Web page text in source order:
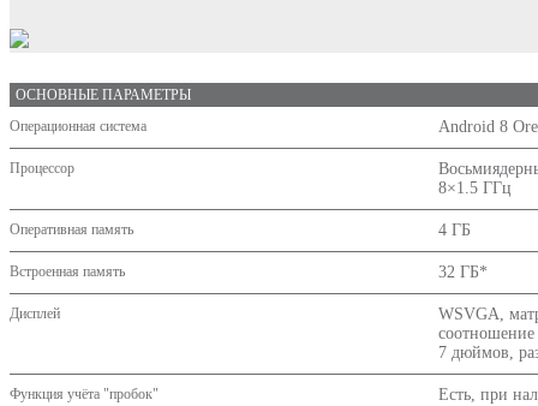
ОСНОВНЫЕ ПАРАМЕТРЫ
Операционная система
Android 8
Процессор
8×1.5 ГГц
Оперативная память 4 ГБ
Встроенная память 32 ГБ*
Дисплей
WSVGA,
соотношение
7 дюймов,
Функция учёта "пробок" Есть, при